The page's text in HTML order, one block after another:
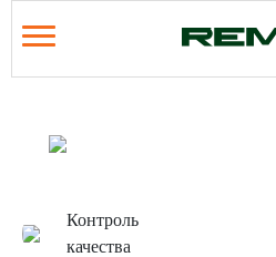
Контроль
качества